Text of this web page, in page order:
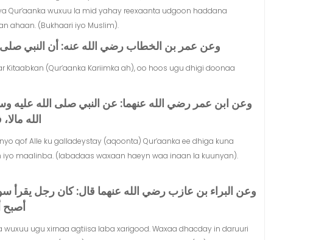
Qur’aanka wuxuu la mid yahay reexaanta udgoon haddana
ahaan. (Bukhaari iyo Muslim).
وعن عمر بن الخطاب رضي الله عنه‏:‏ أن النبي صلى
(Qur’aanka Kariimka ah), oo hoos ugu dhigi doonaa
وعن ابن عمر رضي الله عنهما‏:‏ عن النبي صلى الله عليه وسلم
الله
qof Alle ku galladeystay (aqoonta) Qur’aanka ee dhiga kuna
maalinba. (labadaas waxaan haeyn waa inaan la kuunyan).
وعن البراء بن عازب رضي الله عنهما قال‏:‏ كان رجل
أصبح
ugu xirnaa agtiisa laba xarigood. Waxaa dhacday in daruuri